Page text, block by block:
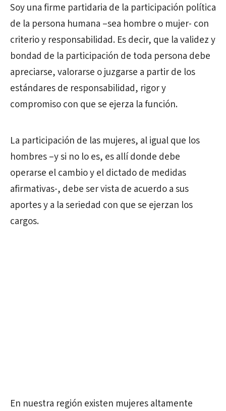
Soy una firme partidaria de la participación política
de la persona humana –sea hombre o mujer- con
criterio y responsabilidad. Es decir, que la validez y
bondad de la participación de toda persona debe
apreciarse, valorarse o juzgarse a partir de los
estándares de responsabilidad, rigor y
compromiso con que se ejerza la función.
La participación de las mujeres, al igual que los
hombres –y si no lo es, es allí donde debe
operarse el cambio y el dictado de medidas
afirmativas-, debe ser vista de acuerdo a sus
aportes y a la seriedad con que se ejerzan los
cargos.
En nuestra región existen mujeres altamente